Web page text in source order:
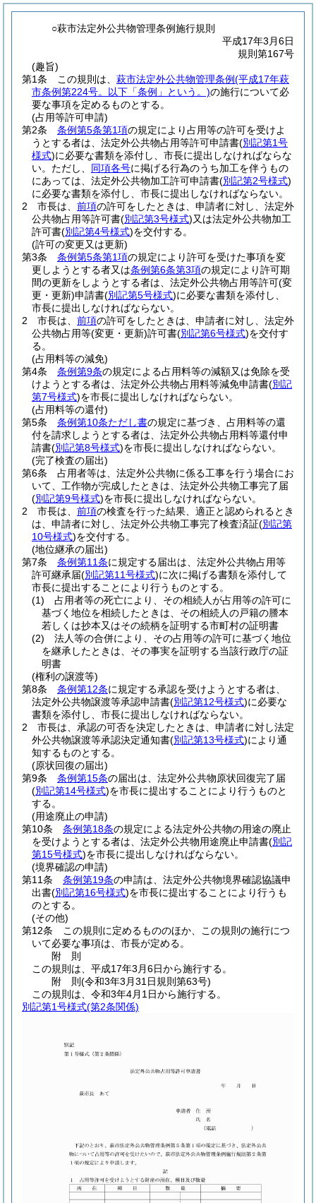
○萩市法定外公共物管理条例施行規則
平成17年3月6日
規則第167号
(趣旨)
第1条
この規則は、 萩市法定外公共物管理条例(平成17年萩
市条例第224号。以下「条例」という。)の施行について必
要な事項を定めるものとする。
(占用等許可申請)
第2条
条例第5条第1項の規定により占用等の許可を受けよ
うとする者は、法定外公共物占用等許可申請書(別記第1号
様式)に必要な書類を添付し、市長に提出しなければならな
い。 ただし、 同項各号に掲げる行為のうち加工を伴うもの
にあっては、法定外公共物加工許可申請書(別記第2号様式)
に必要な書類を添付し、市長に提出しなければならない。
2
市長は、 前項の許可をしたときは、申請者に対し、法定外
公共物占用等許可書(別記第3号様式)又は法定外公共物加工
許可書(別記第4号様式)を交付する。
(許可の変更又は更新)
第3条
条例第5条第1項の規定により許可を受けた事項を変
更しようとする者又は条例第6条第3項の規定により許可期
間の更新をしようとする者は、法定外公共物占用等許可(変
更・更新)申請書(別記第5号様式)に必要な書類を添付し、
市長に提出しなければならない。
2
市長は、 前項の許可をしたときは、申請者に対し、法定外
公共物占用等(変更・更新)許可書(別記第6号様式)を交付す
る。
(占用料等の減免)
第4条
条例第9条の規定による占用料等の減額又は免除を受
けようとする者は、法定外公共物占用料等減免申請書(別記
第7号様式)を市長に提出しなければならない。
(占用料等の還付)
第5条
条例第10条ただし書の規定に基づき、占用料等の還
付を請求しようとする者は、法定外公共物占用料等還付申
請書(別記第8号様式)を市長に提出しなければならない。
(完了検査の届出)
第6条
占用者等は、法定外公共物に係る工事を行う場合にお
いて、工作物が完成したときは、法定外公共物工事完了届
(別記第9号様式)を市長に提出しなければならない。
2
市長は、 前項の検査を行った結果、適正と認められるとき
は、申請者に対し、法定外公共物工事完了検査済証(別記第
10号様式)を交付する。
(地位継承の届出)
第7条
条例第11条に規定する届出は、法定外公共物占用等
許可継承届(別記第11号様式)に次に掲げる書類を添付して
市長に提出することにより行うものとする。
(1)
占用者等の死亡により、その相続人が占用等の許可に
基づく地位を相続したときは、その相続人の戸籍の謄本
若しくは抄本又はその続柄を証明する市町村の証明書
(2)
法人等の合併により、その占用等の許可に基づく地位
を継承したときは、その事実を証明する当該行政庁の証
明書
(権利の譲渡等)
第8条
条例第12条に規定する承認を受けようとする者は、
法定外公共物譲渡等承認申請書(別記第12号様式)に必要な
書類を添付し、市長に提出しなければならない。
2
市長は、承認の可否を決定したときは、申請者に対し法定
外公共物譲渡等承認決定通知書(別記第13号様式)により通
知するものとする。
(原状回復の届出)
第9条
条例第15条の届出は、法定外公共物原状回復完了届
(別記第14号様式)を市長に提出することにより行うものと
する。
(用途廃止の申請)
第10条
条例第18条の規定による法定外公共物の用途の廃止
を受けようとする者は、法定外公共物用途廃止申請書(別記
第15号様式)を市長に提出しなければならない。
(境界確認の申請)
第11条
条例第19条の申請は、法定外公共物境界確認協議申
出書(別記第16号様式)を市長に提出することにより行うも
のとする。
(その他)
第12条
この規則に定めるもののほか、この規則の施行につ
いて必要な事項は、市長が定める。
附 則
この規則は、平成17年3月6日から施行する。
附 則(令和3年3月31日規則第63号)
この規則は、令和3年4月1日から施行する。
別記第1号様式(第2条関係)